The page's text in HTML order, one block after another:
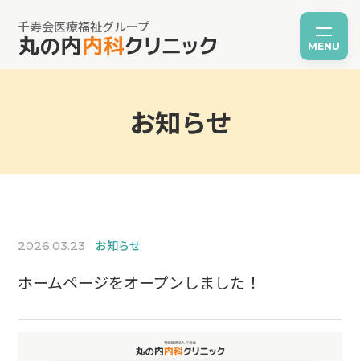
MENU
千寿会医療福祉グループ
お知らせ
2026.03.23 お知らせ
ホームページをオープンしました！